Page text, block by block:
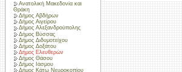
Ανατολική Μακεδονία και
Θράκη
Δήμος Αβδήρων
Δήμος Αιγείρου
Δήμος Αλεξανδρούπολης
Δήμος Βύσσας
Δήμος Διδυμοτείχου
Δήμος Δοξάτου
Δήμος Ελευθερών
Δήμος Θάσου
Δήμος Ιάσμου
Δήμος Κάτω Νευροκοπίου